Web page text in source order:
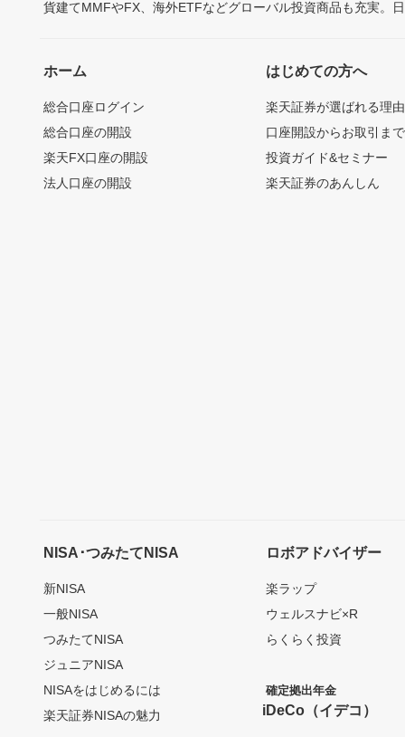
貨建てMMFやFX、海外ETFなどグローバル投資商品も充実。
ホーム
総合口座ログイン
総合口座の開設
楽天FX口座の開設
法人口座の開設
はじめての方へ
楽天証券が選ばれる理由
口座開設からお取引ま
投資ガイド&セミナー
楽天証券のあんしん
NISA･つみたてNISA
新NISA
一般NISA
つみたてNISA
ジュニアNISA
NISAをはじめるには
楽天証券NISAの魅力
ロボアドバイザー
楽ラップ
ウェルスナビ×R
らくらく投資
確定拠出年金
iDeCo（イデコ）